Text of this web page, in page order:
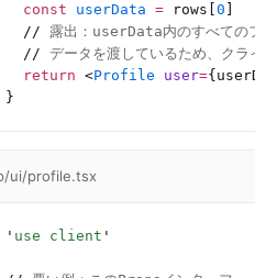
  const
userData = rows[ 0
  //
露出：userData内のすべて
  //
データを渡しているため、クラ
  return
<Profile user=
}
ui/profile.tsx
' use client '